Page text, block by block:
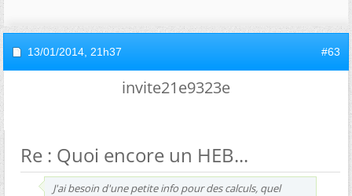
13/01/2014, 21h37 #63
invite21e9323e
Re : Quoi encore un HEB...
J'ai besoin d'une petite info pour des calculs, quel